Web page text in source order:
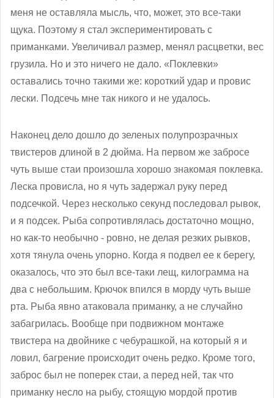
меня не оставляла мысль, что, может, это все-таки
щука. Поэтому я стал экспериментировать с
приманками. Увеличивал размер, менял расцветки, вес
грузила. Но и это ничего не дало. «Поклевки»
оставались точно такими же: короткий удар и провис
лески. Подсечь мне так никого и не удалось.
Наконец дело дошло до зеленых полупрозрачных
твистеров длиной в 2 дюйма. На первом же забросе
чуть выше стаи произошла хорошо знакомая поклевка.
Леска провисла, но я чуть задержал руку перед
подсечкой. Через несколько секунд последовал рывок,
и я подсек. Рыба сопротивлялась достаточно мощно,
но как-то необычно - ровно, не делая резких рывков,
хотя тянула очень упорно. Когда я подвел ее к берегу,
оказалось, что это был все-таки лещ, килограмма на
два с небольшим. Крючок впился в морду чуть выше
рта. Рыба явно атаковала приманку, а не случайно
забагрилась. Вообще при подвижном монтаже
твистера на двойнике с чебурашкой, на который я и
ловил, багрение происходит очень редко. Кроме того,
заброс был не поперек стаи, а перед ней, так что
приманку несло на рыбу, стоящую мордой против